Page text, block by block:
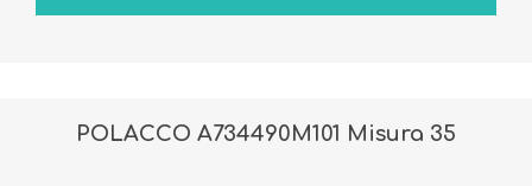
POLACCO A734490M101 Misura 35